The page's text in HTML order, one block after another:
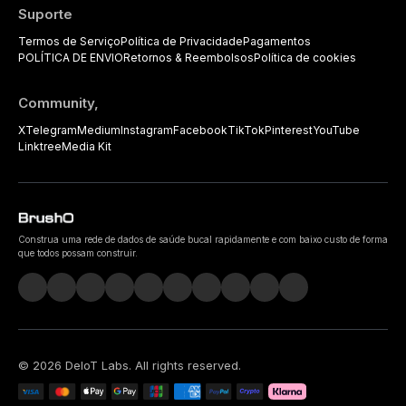
Suporte
Termos de ServiçoPolítica de PrivacidadePagamentos
POLÍTICA DE ENVIORetornos & ReembolsosPolítica de cookies
Community,
XTelegramMediumInstagramFacebookTikTokPinterestYouTube
LinktreeMedia Kit
Construa uma rede de dados de saúde bucal rapidamente e com baixo custo de forma
que todos possam construir.
© 2026 DeIoT Labs. All rights reserved.